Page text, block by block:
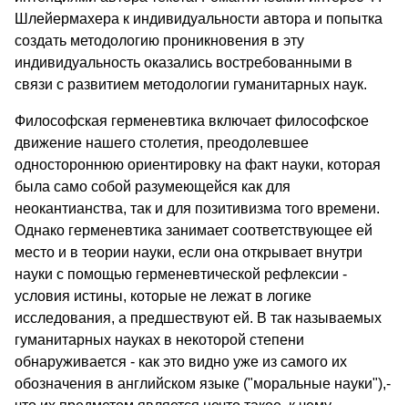
Шлейермахера к индивидуальности автора и попытка
создать методологию проникновения в эту
индивидуальность оказались востребованными в
связи с развитием методологии гуманитарных наук.
Философская герменевтика включает философское
движение нашего столетия, преодолевшее
одностороннюю ориентировку на факт науки, которая
была само собой разумеющейся как для
неокантианства, так и для позитивизма того времени.
Однако герменевтика занимает соответствующее ей
место и в теории науки, если она открывает внутри
науки с помощью герменевтической рефлексии -
условия истины, которые не лежат в логике
исследования, а предшествуют ей. В так называемых
гуманитарных науках в некоторой степени
обнаруживается - как это видно уже из самого их
обозначения в английском языке ("моральные науки"),-